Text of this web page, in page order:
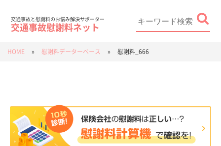
交通事故と慰謝料のお悩み解決サポーター
交通事故慰謝料ネット
HOME » 慰謝料データーベース » 慰謝料_666